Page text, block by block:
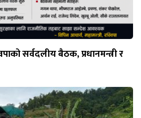
सर्वदलीय बैठक, प्रधानमन्त्री र